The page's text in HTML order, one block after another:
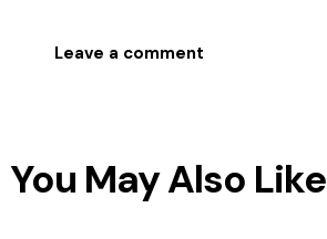
You May Also Like